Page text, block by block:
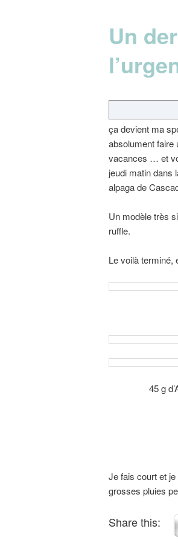
Un
ça devient ma
absolument faire
vacances … et
jeudi matin dans
alpaga de
Un modèle très
ruffle.
Le voilà terminé,
45 g
Je fais court et
grosses pluies
Share this: